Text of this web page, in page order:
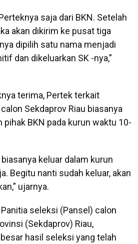
saja dari BKN. Setelah
akan dikirim ke pusat tiga
dipilih satu nama menjadi
dan dikeluarkan SK -nya,”
terima, Pertek terkait
Sekdaprov Riau biasanya
pihak BKN pada kurun waktu 10-
keluar dalam kurun
Begitu nanti sudah keluar, akan
ujarnya.
seleksi (Pansel) calon
(Sekdaprov) Riau,
hasil seleksi yang telah